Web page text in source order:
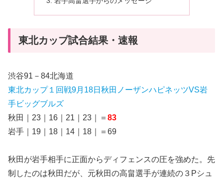
東北カップ試合結果・速報
渋谷91－84北海道
東北カップ１回戦9月18日秋田ノーザンハピネッツVS岩
手ビッグブルズ
秋田｜23｜16｜21｜23｜＝ 83
岩手｜19｜18｜14｜18｜＝69
秋田が岩手相手に正面からディフェンスの圧を強めた。先
制したのは秋田だが、元秋田の高畠選手が連続の３Pシュ